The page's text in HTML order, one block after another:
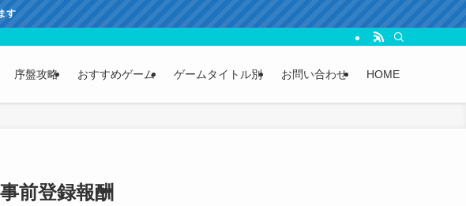
す
序盤攻略 おすすめゲーム ゲームタイトル別 お問い合わせ HOME
前登録報酬